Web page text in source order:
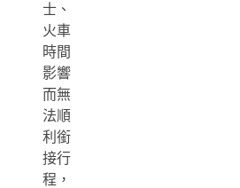
士、
火車
時間
影響
而無
法順
利銜
接行
程，